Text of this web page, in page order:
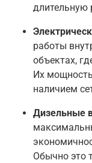
длительную
работы
объектах,
Их
наличием
Дизельные
Обычно это